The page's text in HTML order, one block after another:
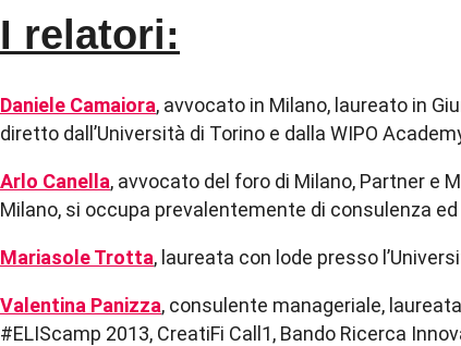
I relatori:
Daniele Camaiora, avvocato in Milano, laureato in
diretto dall’Università di Torino e dalla WIPO
Arlo Canella, avvocato del foro di Milano, Partner e
Milano, si occupa prevalentemente di consulenza
Mariasole Trotta, laureata con lode presso
Valentina Panizza, consulente manageriale,
#ELIScamp 2013, CreatiFi Call1, Bando Ricerca